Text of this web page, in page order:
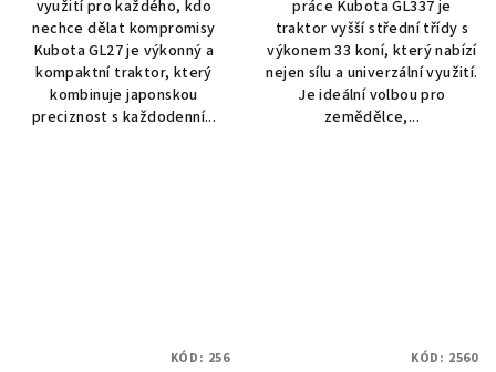
využití pro každého, kdo
nechce dělat kompromisy
Kubota GL27 je výkonný a
kompaktní traktor, který
kombinuje japonskou
preciznost s každodenní...
práce Kubota GL337 je
traktor vyšší střední třídy s
výkonem 33 koní, který nabízí
nejen sílu a univerzální využití.
Je ideální volbou pro
zemědělce,...
KÓD: 256 KÓD: 2560